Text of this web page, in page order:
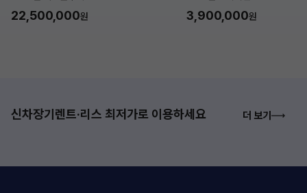
22,500,000원 3,900,000원
신차장기렌트·리스 최저가로 이용하세요 더 보기